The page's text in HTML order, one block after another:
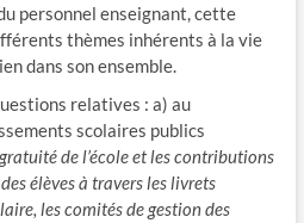
personnel enseignant, cette
thèmes inhérents à la vie
dans son ensemble.
relatives : a) au
scolaires publics
de l’école et les contributions
élèves à travers les livrets
les comités de gestion des